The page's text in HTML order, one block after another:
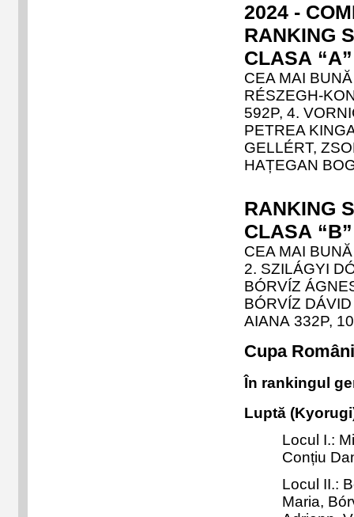
2024 -
RANKING
CLASA
CEA MAI
RÉSZEGH-
592P, 4.
PETREA
GELLÉRT,
HAȚEGAN
RANKING
CLASA
CEA MAI
2. SZILÁGYI
BÓRVÍZ
BÓRVÍZ
AIANA 332P,
Cupa
În rankingul
Luptă
Locul I.:
Conțiu
Locul II.:
Maria,